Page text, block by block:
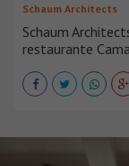
Schaum Architects
Schaum
restaurante